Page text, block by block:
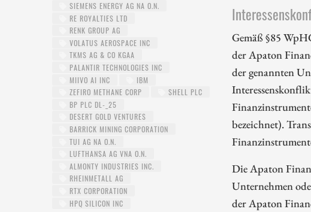
SIEMENS ENERGY AG NA O.N.
RE ROYALTIES LTD
RENK GROUP AG
VOLATUS AEROSPACE INC
TKMS AG & CO KGAA
PALANTIR TECHNOLOGIES INC
MIIVO AI INC
IBM
ZEFIRO METHANE CORP
SHELL PLC
BP PLC DL-_25
DESERT GOLD VENTURES
BARRICK MINING CORPORATION
TUI AG NA O.N.
LUFTHANSA AG VNA O.N.
ALMONTY INDUSTRIES INC.
RHEINMETALL AG
RTX CORPORATION
HPQ SILICON INC
Gemäß §85
der Apaton
der genannten
bezeichnet).
Die Apaton
Unternehmen
der Apaton